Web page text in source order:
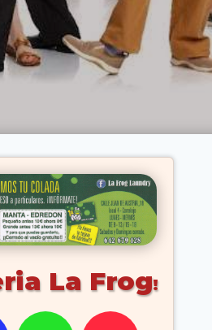
La Frog